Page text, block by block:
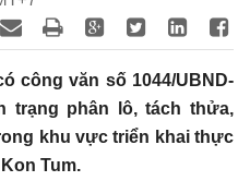
công văn số 1044/UBND-
trạng phân lô, tách thửa,
khu vực triển khai thực
Tum.